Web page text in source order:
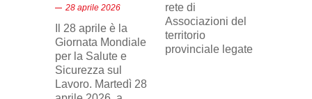
28 aprile 2026
Il 28 aprile è la
Giornata Mondiale
per la Salute e
Sicurezza sul
Lavoro. Martedì 28
rete di
Associazioni del
territorio
provinciale legate